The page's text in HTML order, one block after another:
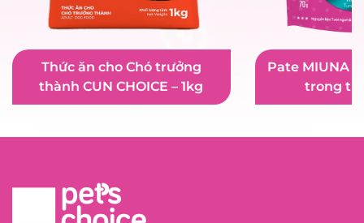
Thức ăn cho Chó trưởng
thành CUN CHOICE – 1kg
Pate MIUNA
trong